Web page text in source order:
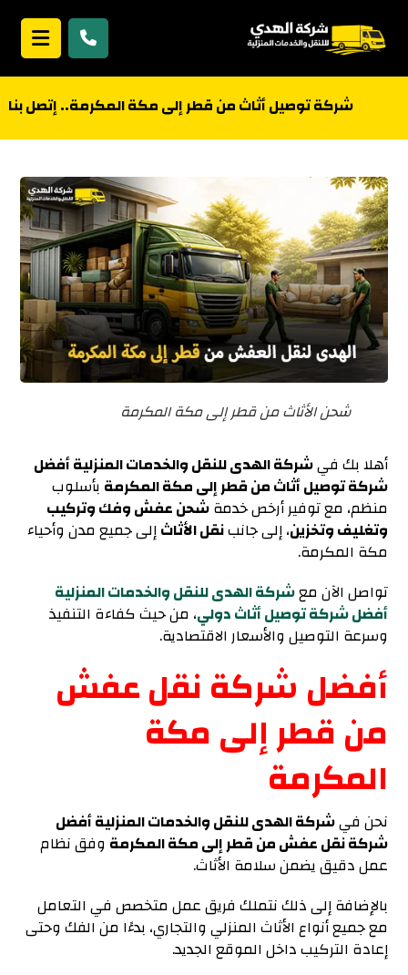
شركة توصيل أثاث من قطر إلى مكة المكرمة.. إتصل بنا
شحن الأثاث من قطر إلى مكة المكرمة
أهلا بك فيشركة الهدى للنقل والخدمات المنزلية أفضل
شركة توصيل أثاث من قطر إلى مكة المكرمة بأسلوب
منظم، مع توفير أرخص خدمةشحن عفش وفك وتركيب
وتغليف وتخزين، إلى جانبنقل الأثاثإلى جميع مدن وأحياء
مكة المكرمة.
تواصل الآن معشركة الهدى للنقل والخدمات المنزلية
أفضل شركة توصيل أثاث دولي، من حيث كفاءة التنفيذ
وسرعة التوصيل والأسعار الاقتصادية.
أفضل شركة نقل عفش
من قطر إلى مكة
المكرمة
نحن فيشركة الهدى للنقل والخدمات المنزلية أفضل
شركة نقل عفش من قطر إلى مكة المكرمة وفق نظام
عمل دقيق يضمن سلامة الأثاث.
بالإضافة إلى ذلك نتملك فريق عمل متخصص في التعامل
مع جميع أنواع الأثاث المنزلي والتجاري، بدءًا من الفك وحتى
إعادة التركيب داخل الموقع الجديد.